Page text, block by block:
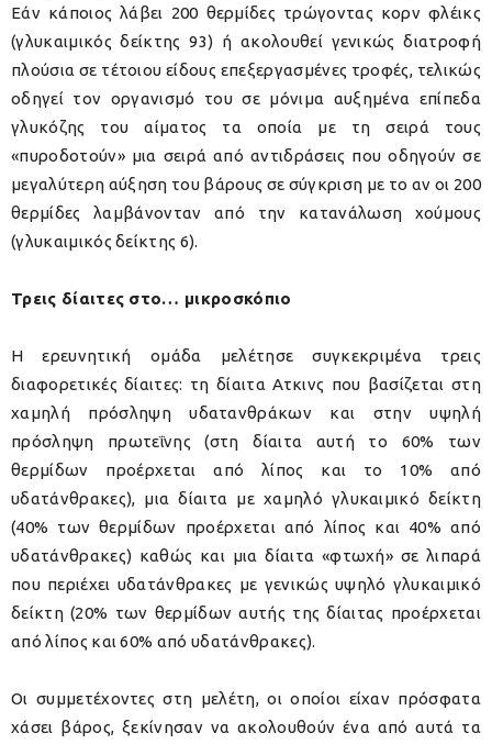
Εάν κάποιος λάβει 200 θερμίδες τρώγοντας κορν φλέικς
(γλυκαιμικός δείκτης 93) ή ακολουθεί γενικώς διατροφή
πλούσια σε τέτοιου είδους επεξεργασμένες τροφές, τελικώς
οδηγεί τον οργανισμό του σε μόνιμα αυξημένα επίπεδα
γλυκόζης του αίματος τα οποία με τη σειρά τους
«πυροδοτούν» μια σειρά από αντιδράσεις που οδηγούν σε
μεγαλύτερη αύξηση του βάρους σε σύγκριση με το αν οι 200
θερμίδες λαμβάνονταν από την κατανάλωση χούμους
(γλυκαιμικός δείκτης 6).
Τρεις δίαιτες στο… μικροσκόπιο
Η ερευνητική ομάδα μελέτησε συγκεκριμένα τρεις
διαφορετικές δίαιτες: τη δίαιτα Ατκινς που βασίζεται στη
χαμηλή πρόσληψη υδατανθράκων και στην υψηλή
πρόσληψη πρωτεΐνης (στη δίαιτα αυτή το 60% των
θερμίδων προέρχεται από λίπος και το 10% από
υδατάνθρακες), μια δίαιτα με χαμηλό γλυκαιμικό δείκτη
(40% των θερμίδων προέρχεται από λίπος και 40% από
υδατάνθρακες) καθώς και μια δίαιτα «φτωχή» σε λιπαρά
που περιέχει υδατάνθρακες με γενικώς υψηλό γλυκαιμικό
δείκτη (20% των θερμίδων αυτής της δίαιτας προέρχεται
από λίπος και 60% από υδατάνθρακες).
Οι συμμετέχοντες στη μελέτη, οι οποίοι είχαν πρόσφατα
χάσει βάρος, ξεκίνησαν να ακολουθούν ένα από αυτά τα